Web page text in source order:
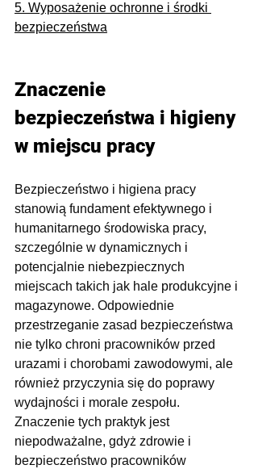
5. Wyposażenie ochronne i środki
bezpieczeństwa
Znaczenie
bezpieczeństwa i higieny
w miejscu pracy
Bezpieczeństwo i higiena pracy
stanowią fundament efektywnego i
humanitarnego środowiska pracy,
szczególnie w dynamicznych i
potencjalnie niebezpiecznych
miejscach takich jak hale produkcyjne i
magazynowe. Odpowiednie
przestrzeganie zasad bezpieczeństwa
nie tylko chroni pracowników przed
urazami i chorobami zawodowymi, ale
również przyczynia się do poprawy
wydajności i morale zespołu.
Znaczenie tych praktyk jest
niepodważalne, gdyż zdrowie i
bezpieczeństwo pracowników